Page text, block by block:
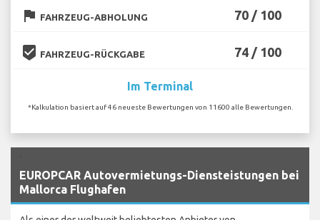
flag FAHRZEUG-ABHOLUNG 70 / 100
beenhere FAHRZEUG-RÜCKGABE 74 / 100
Im Terminal
*Kalkulation basiert auf 46 neueste Bewertungen von 11600 alle Bewertungen.
EUROPCAR Autovermietungs-Diensteistungen bei
Mallorca Flughafen